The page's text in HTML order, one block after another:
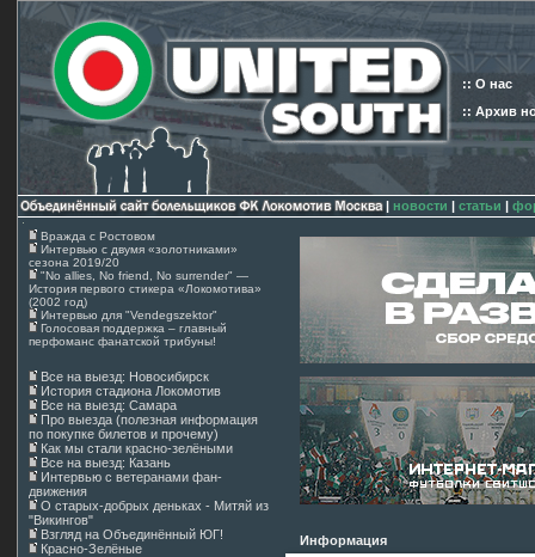
:: О нас
:: Архив
| новости | статьи |
Вражда с Ростовом
Интервью с двумя «золотниками»
сезона 2019/20
"No allies, No friend, No surrender" —
История первого стикера «Локомотива»
(2002 год)
Интервью для "Vendegszektor"
Голосовая поддержка – главный
перфоманс фанатской трибуны!
Все на выезд: Новосибирск
История стадиона Локомотив
Все на выезд: Самара
Про выезда (полезная информация
по покупке билетов и прочему)
Как мы стали красно-зелёными
Все на выезд: Казань
Интервью с ветеранами фан-
движения
О старых-добрых деньках - Митяй из
"Викингов"
Взгляд на Объединённый ЮГ!
Красно-Зелёные
Информация